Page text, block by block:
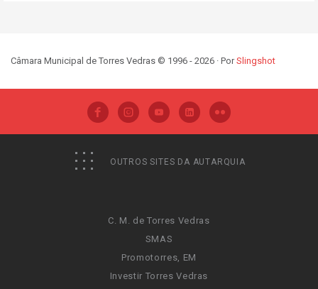
Câmara Municipal de Torres Vedras © 1996 - 2026 · PorSlingshot
OUTROS SITES DA AUTARQUIA
C. M. de Torres Vedras
SMAS
Promotorres, EM
Investir Torres Vedras